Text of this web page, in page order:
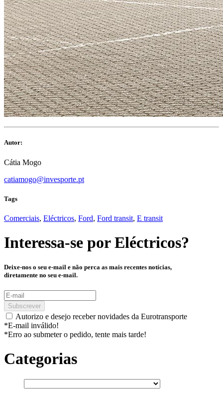
Autor:
Cátia Mogo
catiamogo@invesporte.pt
Tags
Comerciais, Eléctricos, Ford, Ford transit, E transit
Interessa-se porEléctricos?
Deixe-nos o seu e-mail e não perca as mais recentes notícias,
diretamente no seu e-mail.
Subscrever
Autorizo e desejo receber novidades da Eurotransporte
*E-mail inválido!
*Erro ao submeter o pedido, tente mais tarde!
Categorias